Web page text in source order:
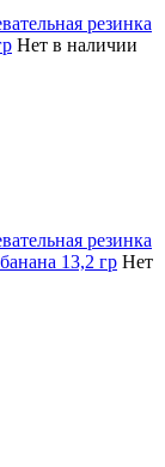
резинка
Нет в наличии
резинка
13,2 гр Нет